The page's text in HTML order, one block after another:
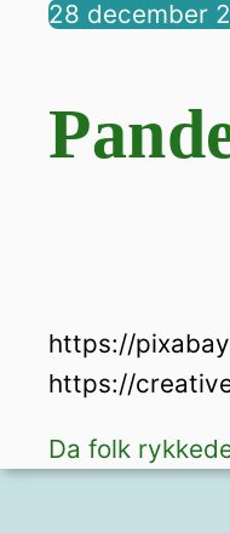
28 december
https://
https://
Da folk